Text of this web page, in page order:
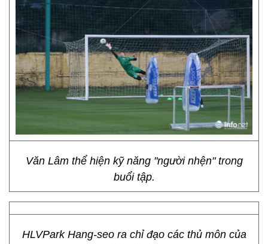
Văn Lâm thể hiện kỹ năng "người nhện" trong
buổi tập.
HLVPark Hang-seo ra chỉ đạo các thủ môn của